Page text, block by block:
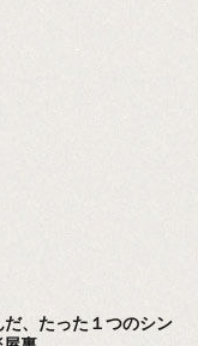
、たった１つのシン